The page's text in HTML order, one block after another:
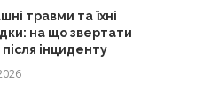
травми та їхні
на що звертати
після інциденту